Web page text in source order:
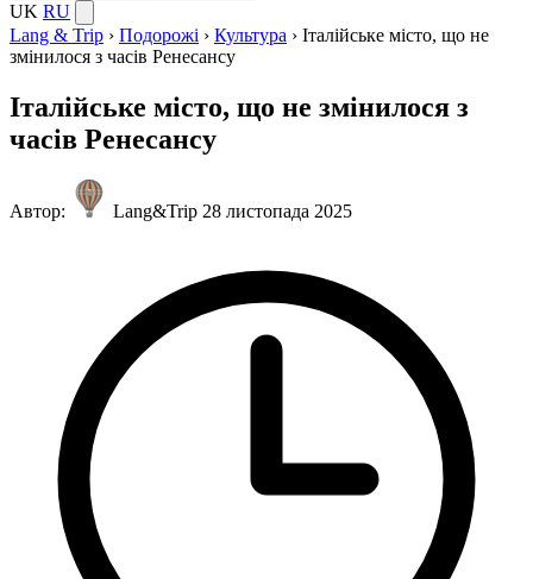
UK RU
Lang & Trip › Подорожі › Культура › Італійське місто, що не
змінилося з часів Ренесансу
Італійське місто, що не змінилося з
часів Ренесансу
Автор: Lang&Trip 28 листопада 2025